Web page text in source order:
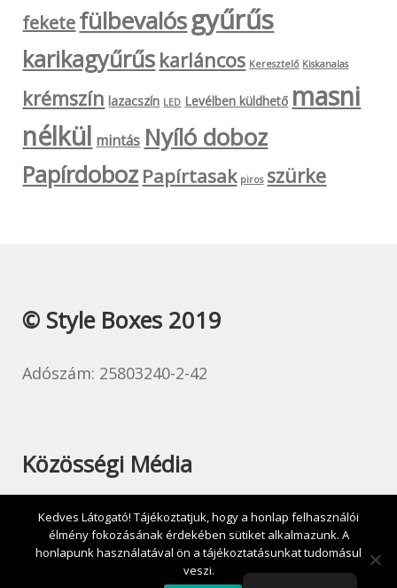
feketefülbevalósgyűrűs
karikagyűrűs karláncos Keresztelő Kiskanalas
krémszín lazacszín LED Levélben küldhető masni
nélkül mintás Nyíló doboz
Papírdoboz Papírtasak piros szürke
© Style Boxes 2019
Adószám: 25803240-2-42
Közösségi Média
Kedves Látogató! Tájékoztatjuk, hogy a honlap felhasználói
élmény fokozásának érdekében sütiket alkalmazunk. A
honlapunk használatával ön a tájékoztatásunkat tudomásul
veszi.